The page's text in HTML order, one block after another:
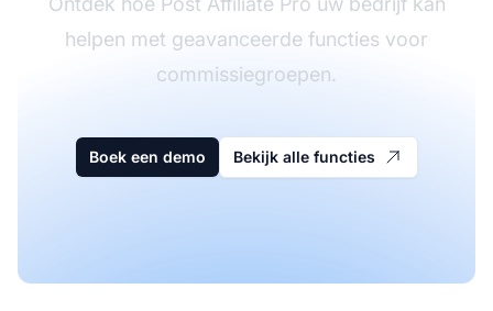
helpen met geavanceerde functies voor
commissiegroepen.
Boek een demo Bekijk alle functies